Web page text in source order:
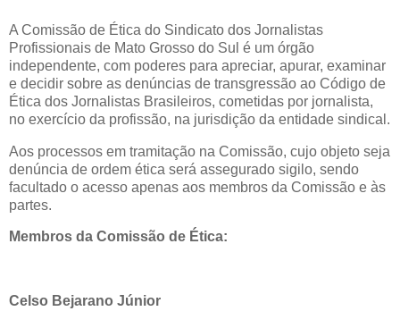
A Comissão de Ética do Sindicato dos Jornalistas
Profissionais de Mato Grosso do Sul é um órgão
independente, com poderes para apreciar, apurar, examinar
e decidir sobre as denúncias de transgressão ao Código de
Ética dos Jornalistas Brasileiros, cometidas por jornalista,
no exercício da profissão, na jurisdição da entidade sindical.
Aos processos em tramitação na Comissão, cujo objeto seja
denúncia de ordem ética será assegurado sigilo, sendo
facultado o acesso apenas aos membros da Comissão e às
partes.
Membros da Comissão de Ética:
Celso Bejarano Júnior